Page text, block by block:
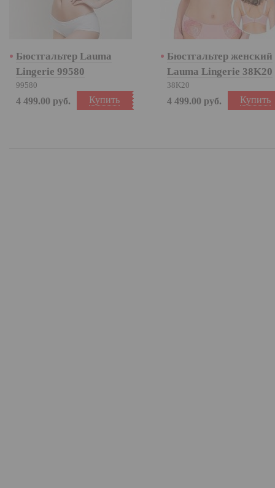
Бюстгальтер Lauma
Lingerie 99580
99580
Купить
4 499.00 руб.
Бюстгальтер женский
Lauma Lingerie 38K20
38K20
Купить
4 499.00 руб.